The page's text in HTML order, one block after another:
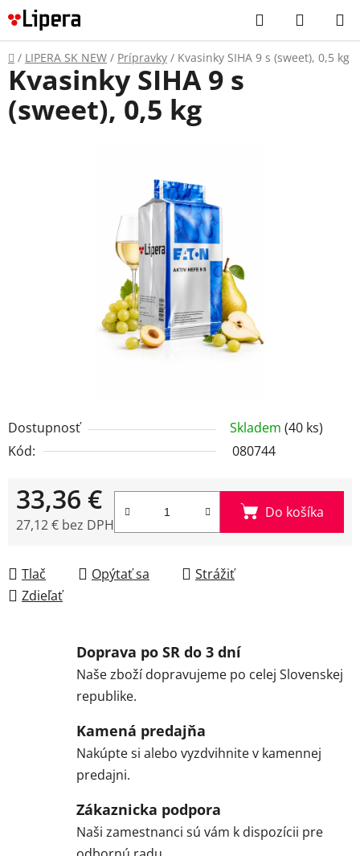
Prejsť
na
obsah
Hľadať
KOŠÍK
Domov
/ LIPERA SK NEW / Prípravky / Kvasinky SIHA 9 s (sweet), 0,5 kg
Dostupnosť Skladem (40 ks)
Kód:
080744
33,36 €
27,12 € bez DPH
Do košíka
Tlač Opýtať sa
Strážiť
Zdieľať
Kvasinky SIHA 9 s
(sweet), 0,5 kg
Doprava po SR do 3 dní
Naše zboží dopravujeme po celej Slovenskej
republike.
Kamená predajňa
Nakúpte si alebo vyzdvihnite v kamennej
predajni.
Zákaznicka podpora
Naši zamestnanci sú vám k dispozícii pre